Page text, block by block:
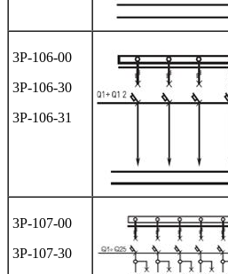
3Р-106-00
3Р-106-30
3Р-106-31
3Р-107-00
3Р-107-30